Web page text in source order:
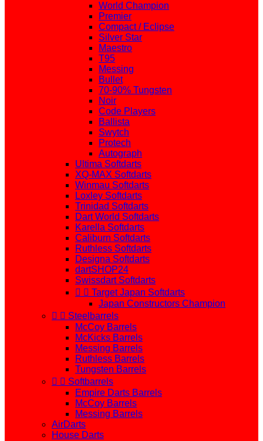
World Champion
Premier
Compact / Eclipse
Silver Star
Maestro
T95
Messing
Bullet
70-90% Tungsten
Noir
Code Players
Ballista
Swytch
Protech
Autograph
Ultima Softdarts
XQ-MAX Softdarts
Winmau Softdarts
Loxley Softdarts
Trinidad Softdarts
Dart World Softdarts
Karella Softdarts
Caliburn Softdarts
Ruthless Softdarts
Designa Softdarts
dartSHOP24
Swissdart Softdarts
  Target Japan Softdarts
Japan Constructors Champion
  Steelbarrels
McCoy Barrels
McKicks Barrels
Messing Barrels
Ruthless Barrels
Tungsten Barrels
  Softbarrels
Empire Darts Barrels
McCoy Barrels
Messing Barrels
AirDarts
House Darts